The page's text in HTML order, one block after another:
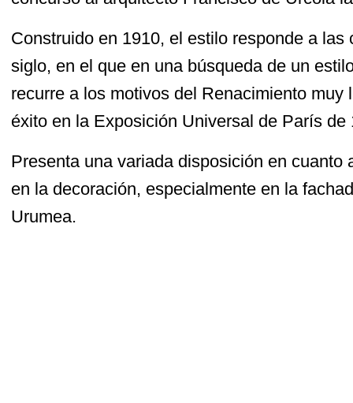
Construido en 1910, el estilo responde a
siglo, en el que en una búsqueda de un
recurre a los motivos del Renacimiento muy
éxito en la Exposición Universal de París de
Presenta una variada disposición en cuanto
en la decoración, especialmente en la
Urumea.